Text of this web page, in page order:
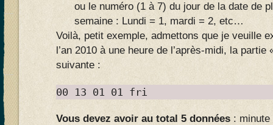
ou le numéro (1 à 7) du jour de la date de
semaine : Lundi = 1, mardi = 2, etc…
Voilà, petit exemple, admettons que je veuille
l’an 2010 à une heure de l’après-midi, la
suivante :
00 13 01 01 fri
Vous devez avoir au total 5 données : minute